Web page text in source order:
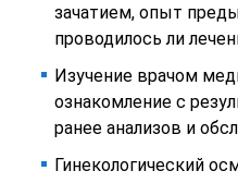
зачатием, опыт
проводилось ли
Изучение врачом
ознакомление с
ранее анализов и
Гинекологический